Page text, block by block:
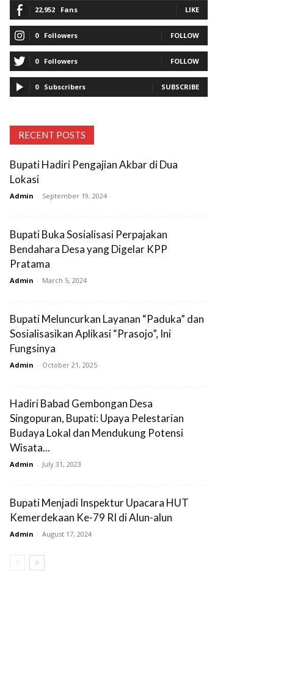
22,952 Fans LIKE
0 Followers FOLLOW
0 Followers FOLLOW
0 Subscribers SUBSCRIBE
RECENT POSTS
Bupati Hadiri Pengajian Akbar di Dua
Lokasi
Admin - September 19, 2024
Bupati Buka Sosialisasi Perpajakan
Bendahara Desa yang Digelar KPP
Pratama
Admin - March 5, 2024
Bupati Meluncurkan Layanan “Paduka” dan
Sosialisasikan Aplikasi “Prasojo”, Ini
Fungsinya
Admin - October 21, 2025
Hadiri Babad Gembongan Desa
Singopuran, Bupati: Upaya Pelestarian
Budaya Lokal dan Mendukung Potensi
Wisata...
Admin - July 31, 2023
Bupati Menjadi Inspektur Upacara HUT
Kemerdekaan Ke-79 RI di Alun-alun
Admin - August 17, 2024